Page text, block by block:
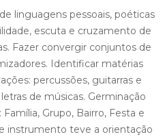
linguagens pessoais, poéticas
escuta e cruzamento de
Fazer convergir conjuntos de
Identificar matérias
percussões, guitarras e
de músicas. Germinação
Grupo, Bairro, Festa e
instrumento teve a orientação